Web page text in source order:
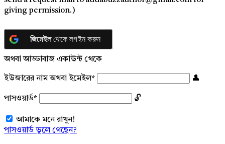
giving permission.)
জিমেইলথেকে লগইন করুন
অথবা আড্ডাবাজ একাউন্ট থেকে
ইউজারের নাম অথবা ইমেইল*
পাসওয়ার্ড*
আমাকে মনে রাখুন!
পাসওয়ার্ড ভুলে গেছেন?